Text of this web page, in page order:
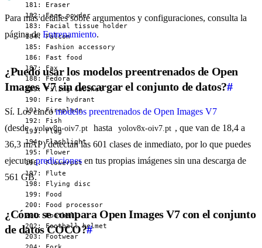
Para más detalles sobre argumentos y configuraciones, consulta la
página de Entrenamiento.
¿Puedo usar los modelos preentrenados de Open
Images V7 sin descargar el conjunto de datos?#
Sí. Los cincomodelos preentrenados de Open Images V7
(desde yolov8n-oiv7.pt hasta yolov8x-oiv7.pt , que van de 18,4 a
36,3 mAP) detectan las 601 clases de inmediato, por lo que puedes
ejecutarpredicciones en tus propias imágenes sin una descarga de
561 GB.
¿Cómo se compara Open Images V7 con el conjunto
de datos COCO?#